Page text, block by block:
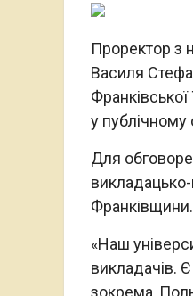
Проректор з
Василя
у публічному
Для
Франківщини.
«Наш
викладачів.
зокрема,